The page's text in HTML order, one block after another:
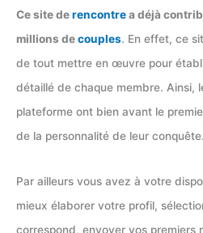
Ce site derencontrea déjà
millions decouples. En effet, ce
de tout mettre en œuvre pour
détaillé de chaque membre. Ainsi,
plateforme ont bien avant le
de la personnalité de leur conquête.
Par ailleurs vous avez à votre
mieux élaborer votre profil,
correspond, envoyer vos premiers